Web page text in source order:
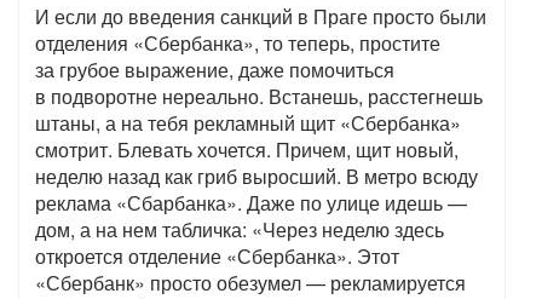
И если до введения санкций в Праге просто были
отделения «Сбербанка», то теперь, простите
за грубое выражение, даже помочиться
в подворотне нереально. Встанешь, расстегнешь
штаны, а на тебя рекламный щит «Сбербанка»
смотрит. Блевать хочется. Причем, щит новый,
неделю назад как гриб выросший. В метро всюду
реклама «Сбарбанка». Даже по улице идешь —
дом, а на нем табличка: «Через неделю здесь
откроется отделение «Сбербанка». Этот
«Сбербанк» просто обезумел — рекламируется